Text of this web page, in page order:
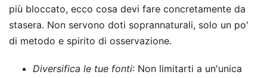
più bloccato, ecco cosa devi fare concretamente da
stasera. Non servono doti soprannaturali, solo un po'
di metodo e spirito di osservazione.
Diversifica le tue fonti: Non limitarti a un'unica